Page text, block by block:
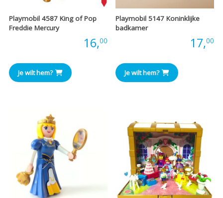
Playmobil 4587 King of Pop
Freddie Mercury
16,00
Je wilt hem?
Playmobil 5147 Koninklijke
badkamer
17,00
Je wilt hem?